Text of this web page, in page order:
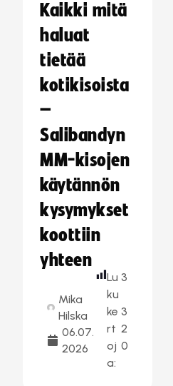
Kaikki mitä
haluat
tietää
kotikisoista
–
Salibandyn
MM-kisojen
käytännön
kysymykset
koottiin
yhteen
Mika
Hilska
06.07.
2026
Lu
ku
ke
rt
oj
a:
3
3
2
0